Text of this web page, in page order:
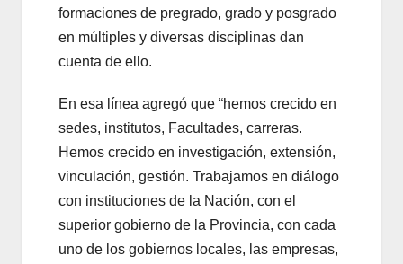
formaciones de pregrado, grado y posgrado
en múltiples y diversas disciplinas dan
cuenta de ello.
En esa línea agregó que “hemos crecido en
sedes, institutos, Facultades, carreras.
Hemos crecido en investigación, extensión,
vinculación, gestión. Trabajamos en diálogo
con instituciones de la Nación, con el
superior gobierno de la Provincia, con cada
uno de los gobiernos locales, las empresas,